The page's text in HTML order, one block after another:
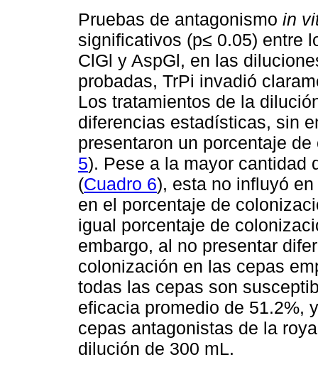
Pruebas de antagonismo in
significativos (p≤ 0.05) entre
ClGl y AspGl, en las
probadas, TrPi invadió
Los tratamientos de la
diferencias estadísticas, sin
presentaron un porcentaje
5). Pese a la mayor cantidad
(Cuadro 6), esta no influyó
en el porcentaje de
igual porcentaje de
embargo, al no presentar
colonización en las cepas
todas las cepas son
eficacia promedio de 51.2%,
cepas antagonistas de la
dilución de 300 mL.